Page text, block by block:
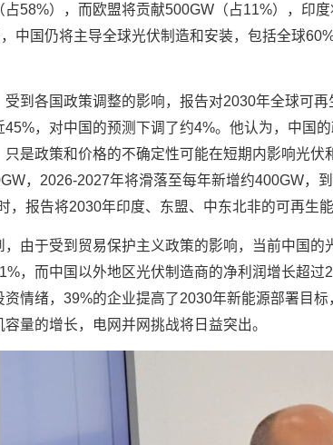
占58%），而欧盟将贡献500GW（占11%），印
中国仍将主导全球光伏制造和安装，包括全球
受到各国政策调整的影响，报告对2030年全球可
45%，对中国的预测下调了约4%。他认为，中国
只是政策和价格的不确定性可能在短期内影响光
，2026-2027年将滑落至每年新增约400GW，
，报告将2030年印度、东盟、中东北非的可再生
，由于受到贸易保护主义政策的影响，当前中国
，而中国以外地区光伏制造商的净利润增长超
资情绪，39%的企业提高了2030年新能源部署目
量的增长，电网并网挑战将日益突出。